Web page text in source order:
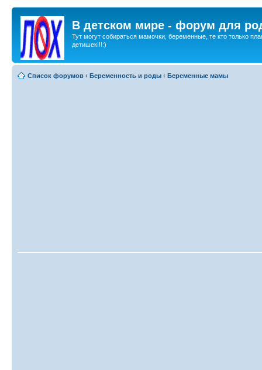
В детском мире - форум для
Тут могут собираться мамочки, беременные, те кто только
детишек!!!:)
Список форумов ‹ Беременность и роды ‹ Беременные мамы